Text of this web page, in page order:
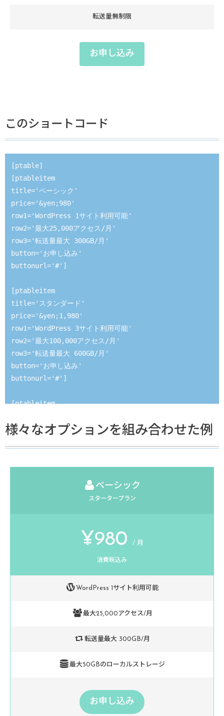
転送量無制限
お申し込み
このショートコード
[ptable]
[ptableitem
title='ベーシック'
price='&yen;980'
row1='WordPress 1サイト利用可能'
row2='最大25,000アクセス/月'
row3='転送量最大 300GB/月'
button='お申し込み'
buttonurl='#']
[ptableitem
title='スタンダード'
price='&yen;1,980'
row1='WordPress 3サイト利用可能'
row2='最大100,000アクセス/月'
row3='転送量最大 600GB/月'
button='お申し込み'
buttonurl='#']
[ptableitem
price='&yen;39,800'
row3='転送量無制限'
様々なオプションを組み合わせた例
ベーシック
スタータープラン
¥980 / 月
消費税込み
WordPress 1サイト利用可能
最大25,000アクセス/月
転送量最大 300GB/月
最大50GBのローカルストレージ
お申し込み